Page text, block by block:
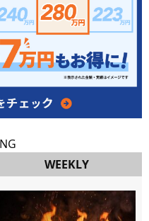
WEEKLY